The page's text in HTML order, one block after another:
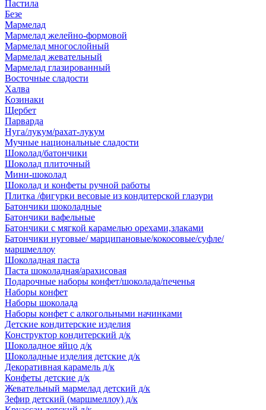
Пастила
Безе
Мармелад
Мармелад желейно-формовой
Мармелад многослойный
Мармелад жевательный
Мармелад глазированный
Восточные сладости
Халва
Козинаки
Щербет
Парварда
Нуга/лукум/рахат-лукум
Мучные национальные сладости
Шоколад/батончики
Шоколад плиточный
Мини-шоколад
Шоколад и конфеты ручной работы
Плитка /фигурки весовые из кондитерской глазури
Батончики шоколадные
Батончики вафельные
Батончики с мягкой карамелью орехами,злаками
Батончики нуговые/ марципановые/кокосовые/суфле/
маршмеллоу
Шоколадная паста
Паста шоколадная/арахисовая
Подарочные наборы конфет/шоколада/печенья
Наборы конфет
Наборы шоколада
Наборы конфет с алкогольными начинками
Детские кондитерские изделия
Конструктор кондитерский д/к
Шоколадное яйцо д/к
Шоколадные изделия детские д/к
Декоративная карамель д/к
Конфеты детские д/к
Жевательный мармелад детский д/к
Зефир детский (маршмеллоу) д/к